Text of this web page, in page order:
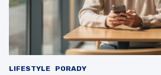
LIFESTYLE PORADY